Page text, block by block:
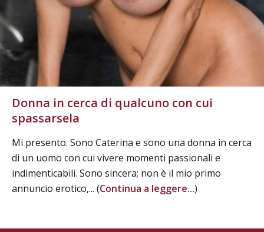
Donna in cerca di qualcuno con cui
spassarsela
Mi presento. Sono Caterina e sono una donna in cerca
di un uomo con cui vivere momenti passionali e
indimenticabili. Sono sincera; non è il mio primo
annuncio erotico,... (Continua a leggere...)